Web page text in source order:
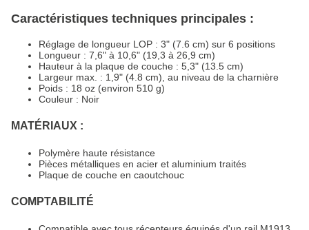
Caractéristiques techniques principales :
Réglage de longueur LOP : 3" (7.6 cm) sur 6 positions
Longueur : 7,6" à 10,6" (19,3 à 26,9 cm)
Hauteur à la plaque de couche : 5,3" (13.5 cm)
Largeur max. : 1,9" (4.8 cm), au niveau de la charnière
Poids : 18 oz (environ 510 g)
Couleur : Noir
MATÉRIAUX :
Polymère haute résistance
Pièces métalliques en acier et aluminium traités
Plaque de couche en caoutchouc
COMPTABILITÉ